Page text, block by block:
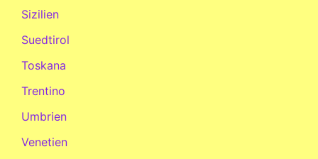
Sizilien
Suedtirol
Toskana
Trentino
Umbrien
Venetien